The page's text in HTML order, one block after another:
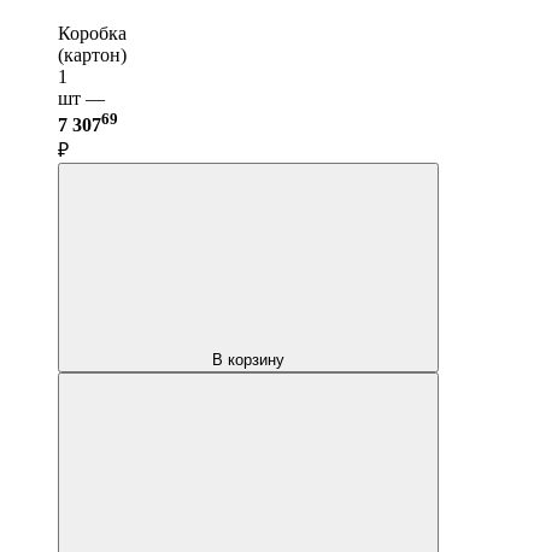
Коробка
(картон)
1
шт —
7 30769
₽
В корзину